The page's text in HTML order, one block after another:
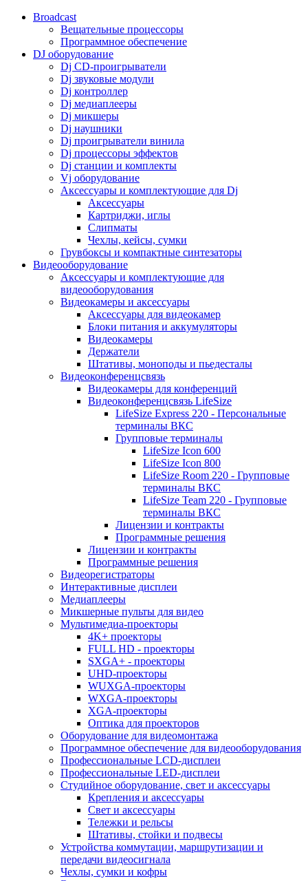
Broadcast
Вещательные процессоры
Программное обеспечение
DJ оборудование
Dj CD-проигрыватели
Dj звуковые модули
Dj контроллер
Dj медиаплееры
Dj микшеры
Dj наушники
Dj проигрыватели винила
Dj процессоры эффектов
Dj станции и комплекты
Vj оборудование
Аксессуары и комплектующие для Dj
Аксессуары
Картриджи, иглы
Слипматы
Чехлы, кейсы, сумки
Грувбоксы и компактные синтезаторы
Видеооборудование
Аксессуары и комплектующие для
видеооборудования
Видеокамеры и аксессуары
Аксессуары для видеокамер
Блоки питания и аккумуляторы
Видеокамеры
Держатели
Штативы, моноподы и пьедесталы
Видеоконференцсвязь
Видеокамеры для конференций
Видеоконференцсвязь LifeSize
LifeSize Express 220 - Персональные
терминалы ВКС
Групповые терминалы
LifeSize Icon 600
LifeSize Icon 800
LifeSize Room 220 - Групповые
терминалы ВКС
LifeSize Team 220 - Групповые
терминалы ВКС
Лицензии и контракты
Программные решения
Лицензии и контракты
Программные решения
Видеорегистраторы
Интерактивные дисплеи
Медиаплееры
Микшерные пульты для видео
Мультимедиа-проекторы
4K+ проекторы
FULL HD - проекторы
SXGA+ - проекторы
UHD-проекторы
WUXGA-проекторы
WXGA-проекторы
XGA-проекторы
Оптика для проекторов
Оборудование для видеомонтажа
Программное обеспечение для видеооборудования
Профессиональные LCD-дисплеи
Профессиональные LED-дисплеи
Студийное оборудование, свет и аксессуары
Крепления и аксессуары
Свет и аксессуары
Тележки и рельсы
Штативы, стойки и подвесы
Устройства коммутации, маршрутизации и
передачи видеосигнала
Чехлы, сумки и кофры